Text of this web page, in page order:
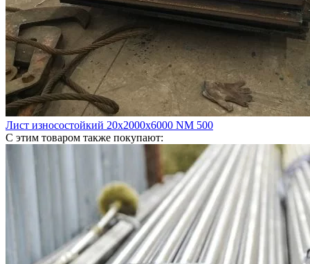
Лист износостойкий 20х2000х6000 NM 500
С этим товаром также покупают: